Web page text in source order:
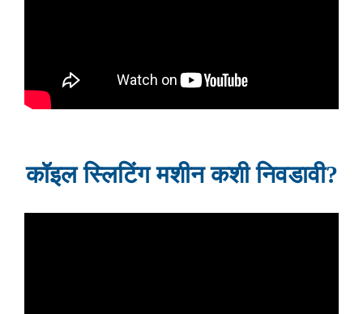
कॉइल स्लिटिंग मशीन कशी निवडावी?